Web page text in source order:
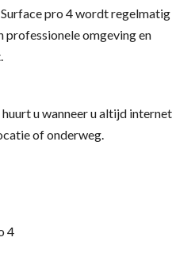
pro 4 wordt regelmatig
professionele omgeving en
u wanneer u altijd internet
of onderweg.
4